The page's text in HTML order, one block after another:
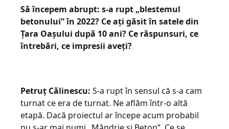
Să începem abrupt: s-a rupt „blestemul
betonului” în 2022? Ce ați găsit în satele din
Țara Oașului după 10 ani? Ce răspunsuri, ce
întrebări, ce impresii aveți?
Petruț Călinescu: S-a rupt în sensul că s-a cam
turnat ce era de turnat. Ne aflăm într-o altă
etapă. Dacă proiectul ar începe acum probabil